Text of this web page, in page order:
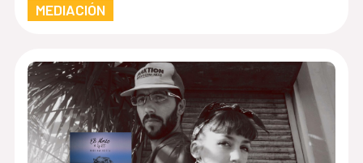
MEDIACIÓN